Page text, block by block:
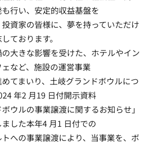
行い、安定的収益基盤を
資家の皆様に、夢を持っていただけ
ております。
大きな影響を受けた、ホテルやイン
など、施設の運営事業
てまいり、土岐グランドボウルにつ
年2 月19 日付開示資料
ボウルの事業譲渡に関するお知らせ」
した本年4 月1 日付での
への事業譲渡により、当事業を、ボ